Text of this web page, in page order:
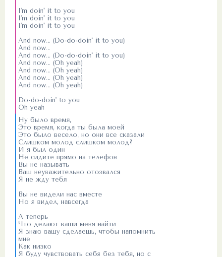
I'm doin' it to you
I'm doin' it to you
I'm doin' it to you
And now... (Do-do-doin' it to you)
And now...
And now... (Do-do-doin' it to you)
And now... (Oh yeah)
And now... (Oh yeah)
And now... (Oh yeah)
And now... (Oh yeah)
Do-do-doin' to you
Oh yeah
Ну было время,
Это время, когда ты была моей
Это было весело, но они все сказали
Слишком молод слишком молод?
И я был один
Не сидите прямо на телефон
Вы не называть
Ваш неуважительно отозвался
Я не жду тебя
Вы не видели нас вместе
Но я видел, навсегда
А теперь
Что делают ваши меня найти
Я знаю вашу сделаешь, чтобы напомнить
мне
Как низко
Я буду чувствовать себя без тебя, но с